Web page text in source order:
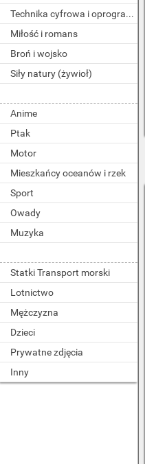
Technika cyfrowa i oprogramowanie
Miłość i romans
Broń i wojsko
Siły natury (żywioł)
Anime
Ptak
Motor
Mieszkańcy oceanów i rzek
Sport
Owady
Muzyka
Statki Transport morski
Lotnictwo
Mężczyzna
Dzieci
Prywatne zdjęcia
Inny